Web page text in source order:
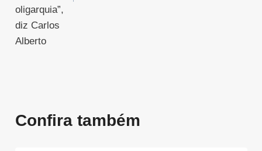
oligarquia”,
diz Carlos
Alberto
Confira também